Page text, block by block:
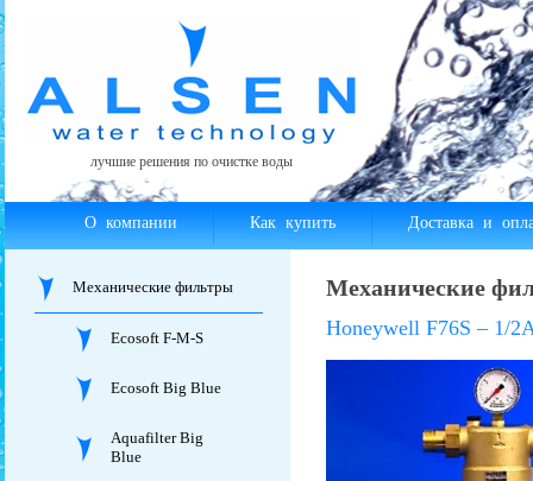
лучшие решения по очистке воды
О компании Как купить Доставка и
Механические фильтры
Ecosoft F-M-S
Ecosoft Big Blue
Aquafilter Big
Blue
Механические
Honeywell F76S – 1/